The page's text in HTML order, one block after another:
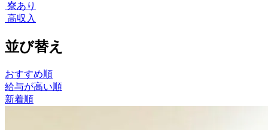
寮あり
高収入
並び替え
おすすめ順
給与が高い順
新着順